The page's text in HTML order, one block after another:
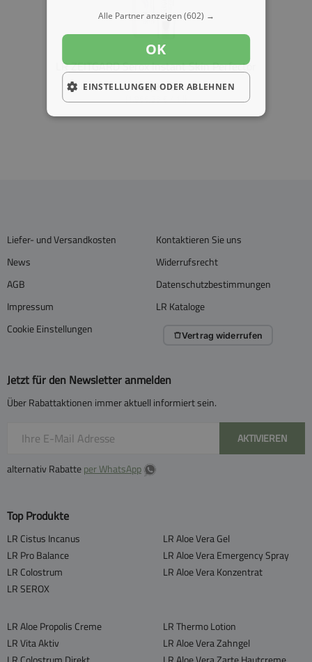
LR ZEITGARD Serox Instant Skin Perfector
58,99 €
(1.966,33 € / 1 l)
Liefer- und Versandkosten
News
AGB
Impressum
Cookie Einstellungen
Kontaktieren Sie uns
Widerrufsrecht
Datenschutzbestimmungen
LR Kataloge
Vertrag widerrufen
Jetzt für den Newsletter anmelden
Über Rabattaktionen immer aktuell informiert sein.
AKTIVIEREN
alternativ Rabatteper WhatsApp
Top Produkte
LR Cistus Incanus
LR Pro Balance
LR Colostrum
LR SEROX
LR Aloe Vera Gel
LR Aloe Vera Emergency Spray
LR Aloe Vera Konzentrat
LR Aloe Propolis Creme
LR Vita Aktiv
LR Thermo Lotion
LR Aloe Vera Zahngel
Alle Partner anzeigen(602) →
OK
EINSTELLUNGEN ODER ABLEHNEN